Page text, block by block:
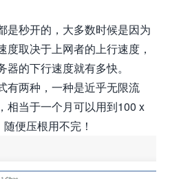
是秒开的，大多数时候是因为
取决于上网者的上行速度，
的下行速度就有多快。
有两种，一种是近乎无限流
相当于一个月可以用到100 x
便压根用不完！